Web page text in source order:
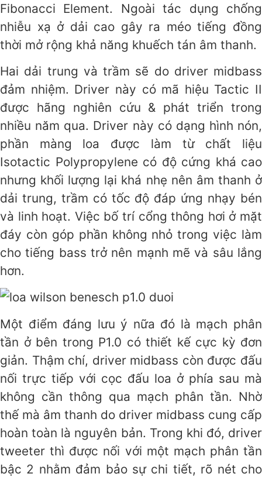
Fibonacci Element. Ngoài tác dụng chống
nhiễu xạ ở dải cao gây ra méo tiếng đồng
thời mở rộng khả năng khuếch tán âm thanh.
Hai dải trung và trầm sẽ do driver midbass
đảm nhiệm. Driver này có mã hiệu Tactic II
được hãng nghiên cứu & phát triển trong
nhiều năm qua. Driver này có dạng hình nón,
phần màng loa được làm từ chất liệu
Isotactic Polypropylene có độ cứng khá cao
nhưng khối lượng lại khá nhẹ nên âm thanh ở
dải trung, trầm có tốc độ đáp ứng nhạy bén
và linh hoạt. Việc bố trí cổng thông hơi ở mặt
đáy còn góp phần không nhỏ trong việc làm
cho tiếng bass trở nên mạnh mẽ và sâu lắng
hơn.
Một điểm đáng lưu ý nữa đó là mạch phân
tần ở bên trong P1.0 có thiết kế cực kỳ đơn
giản. Thậm chí, driver midbass còn được đấu
nối trực tiếp với cọc đấu loa ở phía sau mà
không cần thông qua mạch phân tần. Nhờ
thế mà âm thanh do driver midbass cung cấp
hoàn toàn là nguyên bản. Trong khi đó, driver
tweeter thì được nối với một mạch phân tần
bậc 2 nhằm đảm bảo sự chi tiết, rõ nét cho